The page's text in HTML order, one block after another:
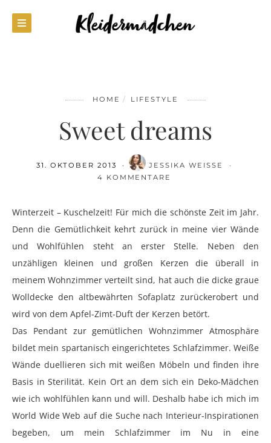
HOME LIFESTYLE
Sweet dreams
31. OKTOBER 2013
JESSIKA WEISSE
4 KOMMENTARE
Winterzeit – Kuschelzeit! Für mich die schönste Zeit im Jahr.
Denn die Gemütlichkeit kehrt zurück in meine vier Wände
und Wohlfühlen steht an erster Stelle. Neben den
unzähligen kleinen und großen Kerzen die überall in
meinem Wohnzimmer verteilt sind, hat auch die dicke graue
Wolldecke den altbewährten Sofaplatz zurückerobert und
wird von dem Apfel-Zimt-Duft der Kerzen betört.
Das Pendant zur gemütlichen Wohnzimmer Atmosphäre
bildet mein spartanisch eingerichtetes Schlafzimmer. Weiße
Wände duellieren sich mit weißen Möbeln und finden ihre
Basis in Sterilität. Kein Ort an dem sich ein Deko-Mädchen
wie ich wohlfühlen kann und will. Deshalb habe ich mich im
World Wide Web auf die Suche nach Interieur-Inspirationen
begeben, um mein Schlafzimmer im Nu in eine